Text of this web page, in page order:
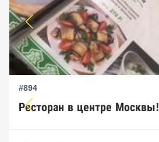
#894
Ресторан в центре Москвы!